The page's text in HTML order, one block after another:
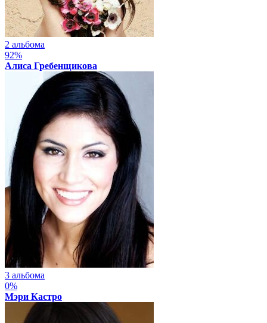
2 альбома
92%
Алиса Гребенщикова
3 альбома
0%
Мэри Кастро